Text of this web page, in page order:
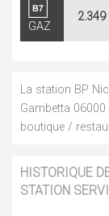
GAZ
2.349
La station BP
Gambetta
boutique /
HISTORIQUE
STATION